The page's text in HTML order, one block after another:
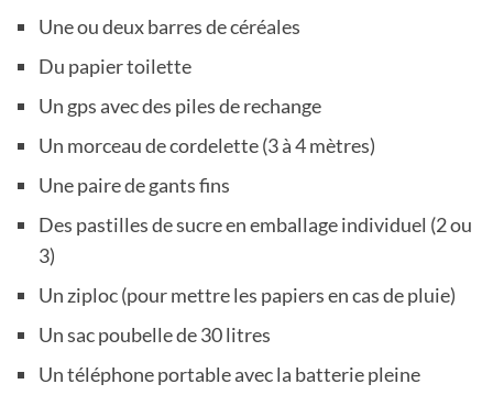
Une ou deux barres de céréales
Du papier toilette
Un gps avec des piles de rechange
Un morceau de cordelette (3 à 4 mètres)
Une paire de gants fins
Des pastilles de sucre en emballage individuel (2 ou
3)
Un ziploc (pour mettre les papiers en cas de pluie)
Un sac poubelle de 30 litres
Un téléphone portable avec la batterie pleine